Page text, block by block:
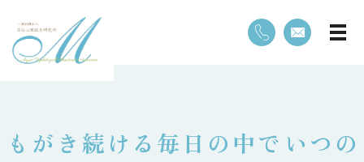
⁡もがき続ける毎日の中で⁡いつの